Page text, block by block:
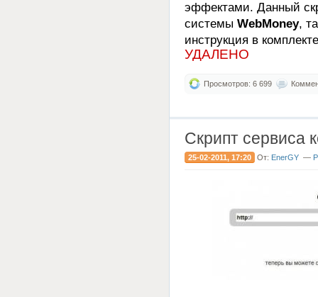
эффектами. Данный
системы WebMoney,
инструкция в
УДАЛЕНО
Просмотров: 6 699
Скрипт сервиса
25-02-2011, 17:20 От: EnerGY —